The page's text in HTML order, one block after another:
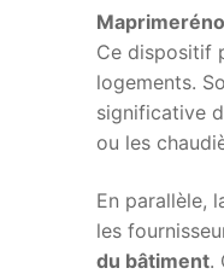
Ce dispositif
logements.
significative
ou les
En parallèle,
les
du bâtiment.